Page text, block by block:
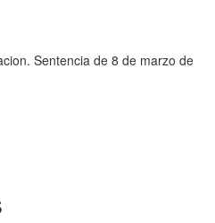
Sentencia de 8 de marzo de